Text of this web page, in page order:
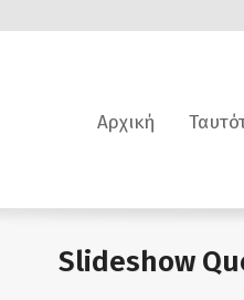
Αρχική
Slideshow